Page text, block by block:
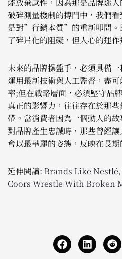
能放棄感性，因為那是品牌迷
破碎測量機制的搏鬥中，我們
是對”行銷本質”的重新叩問。
了碎片化的阻礙，但人心的運
未來的品牌操盤手，必須具備
運用最新技術與人工監督，盡
率;但在戰略層面，必須堅守品
真正的影響力，往往存在於那
帶。當消費者因為一個動人的
對品牌產生忠誠時，那些曾經
會以最華麗的姿態，反映在長期
延伸閱讀: Brands Like
Coors Wrestle With Broken